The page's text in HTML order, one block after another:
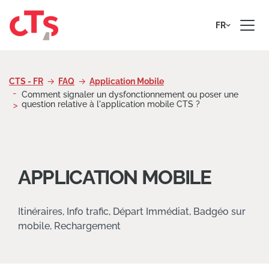
FR
CTS - FR FAQ
Application Mobile
Comment signaler un dysfonctionnement ou poser une
question relative à l'application mobile CTS ?
APPLICATION MOBILE
Itinéraires, Info trafic, Départ Immédiat, Badgéo sur
mobile, Rechargement